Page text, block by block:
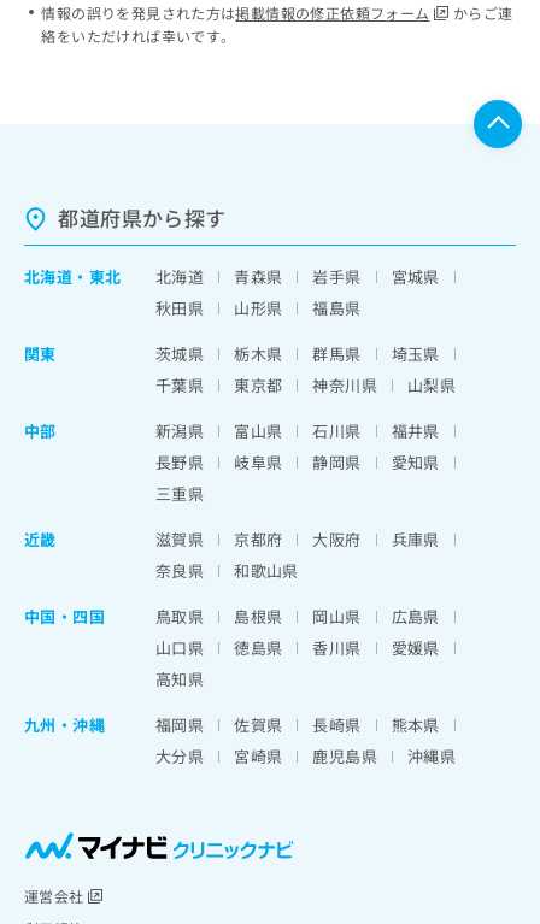
情報の誤りを発見された方は掲載情報の修正依頼フォーム
からご連
絡をいただければ幸いです。
都道府県から探す
北海道 ・ 東北 北海道 青森県 岩手県
宮城県
秋田県
山形県
福島県
関東
茨城県 栃木県 群馬県
埼玉県
千葉県
東京都 神奈川県
山梨県
中部
新潟県 富山県 石川県
福井県
長野県
岐阜県 静岡県
愛知県
三重県
近畿
滋賀県 京都府 大阪府
兵庫県
奈良県
和歌山県
中国・四国
鳥取県 島根県 岡山県
広島県
山口県
徳島県 香川県
愛媛県
高知県
九州・沖縄
福岡県 佐賀県 長崎県
熊本県
大分県
宮崎県 鹿児島県 沖縄県
運営会社